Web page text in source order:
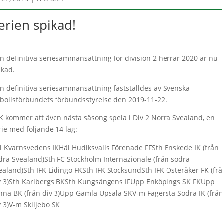
spikad!
definitiva seriesammansättning för division 2 herrar 2020 är nu
definitiva seriesammansättning fastställdes av Svenska
förbundsstyrelse den 2019-11-22.
kommer att även nästa säsong spela i Div 2 Norra Svealand, en
med följande 14 lag:
Kvarnsvedens IKHäl Hudiksvalls Förenade FFSth Enskede IK (från
Svealand)Sth FC Stockholm Internazionale (från södra
IFK Lidingö FKSth IFK StocksundSth IFK Österåker FK
3)Sth Karlbergs BKSth Kungsängens IFUpp Enköpings SK FKUpp
BK (från div 3)Upp Gamla Upsala SKV-m Fagersta Södra IK
3)V-m Skiljebo SK